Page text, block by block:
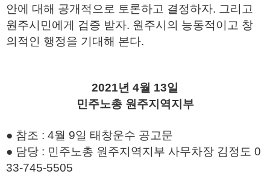
안에 대해 공개적으로 토론하고 결정하자. 그리고
원주시민에게 검증 받자. 원주시의 능동적이고 창
의적인 행정을 기대해 본다.
2021년 4월 13일
민주노총 원주지역지부
● 참조 : 4월 9일 태창운수 공고문
● 담당 : 민주노총 원주지역지부 사무차장 김정도 0
33-745-5505